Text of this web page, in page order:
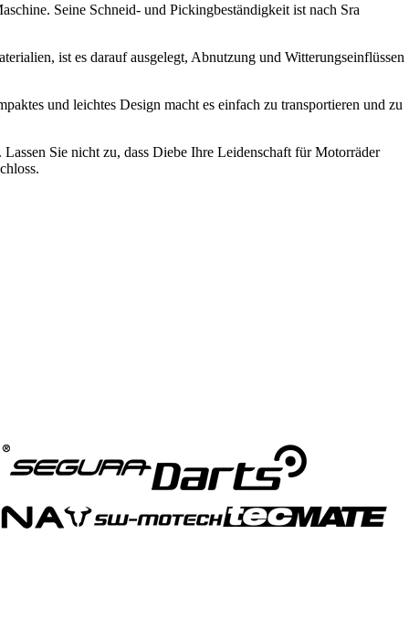
Seine Schneid- und Pickingbeständigkeit ist nach Sra
ist es darauf ausgelegt, Abnutzung und Witterungseinflüssen
und leichtes Design macht es einfach zu transportieren und zu
Sie nicht zu, dass Diebe Ihre Leidenschaft für Motorräder